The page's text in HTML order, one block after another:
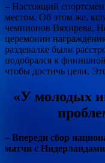
– Настоящий
местом. Об этом же,
чемпионов Вяхирева.
церемонии
раздевалке были
подобрался к финишной
чтобы достичь цели.
«У молодых
– Впереди сбор
матчи с